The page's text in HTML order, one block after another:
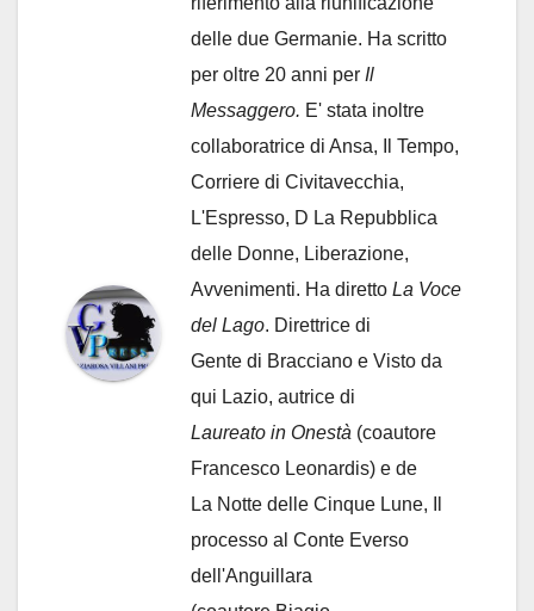
delle due Germanie. Ha scritto
per oltre 20 anni per Il
Messaggero. E' stata inoltre
collaboratrice di Ansa, Il Tempo,
Corriere di Civitavecchia,
L'Espresso, D La Repubblica
delle Donne, Liberazione,
Avvenimenti. Ha diretto La Voce
del Lago. Direttrice di
Gente di Bracciano e Visto da
qui Lazio, autrice di
Laureato in Onestà (coautore
Francesco Leonardis) e de
La Notte delle Cinque Lune, Il
processo al Conte Everso
dell'Anguillara